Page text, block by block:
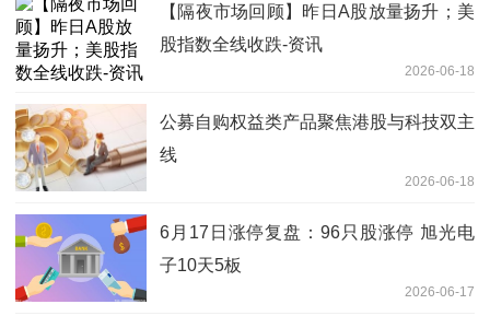
【隔夜市场回顾】昨日A股放量扬升；美
股指数全线收跌-资讯
2026-06-18
公募自购权益类产品聚焦港股与科技双主
线
2026-06-18
6月17日涨停复盘：96只股涨停 旭光电
子10天5板
2026-06-17